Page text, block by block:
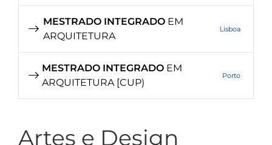
MESTRADO INTEGRADO EM
ARQUITETURA
Lisboa
MESTRADO INTEGRADOEM
ARQUITETURA [CUP)
Porto
Artes e Design